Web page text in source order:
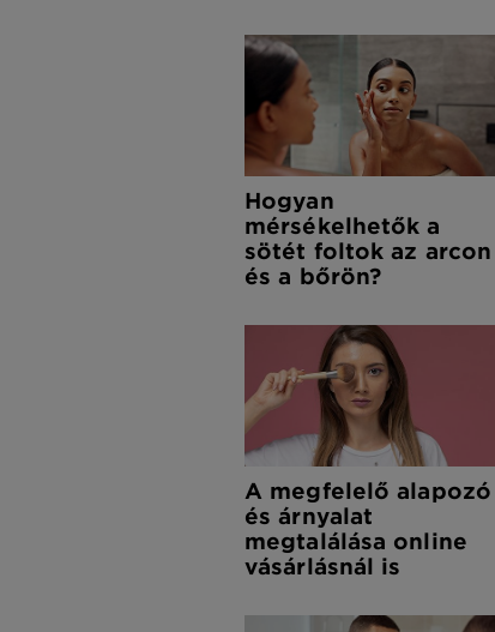
Hogyan
mérsékelhetők a
sötét foltok az arcon
és a bőrön?
A megfelelő alapozó
és árnyalat
megtalálása online
vásárlásnál is